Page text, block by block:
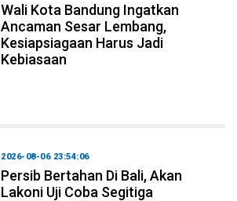
Wali Kota Bandung Ingatkan
Ancaman Sesar Lembang,
Kesiapsiagaan Harus Jadi
Kebiasaan
2026-08-06 23:54:06
Persib Bertahan Di Bali, Akan
Lakoni Uji Coba Segitiga